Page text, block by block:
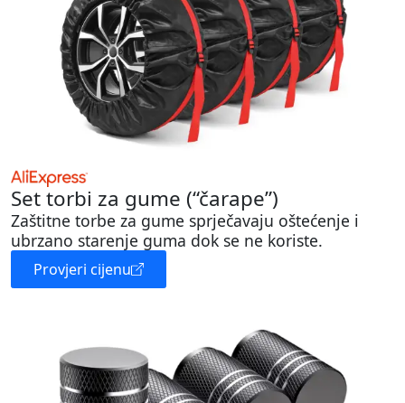
Set torbi za gume (“čarape”)
Zaštitne torbe za gume sprječavaju oštećenje i
ubrzano starenje guma dok se ne koriste.
Provjeri cijenu